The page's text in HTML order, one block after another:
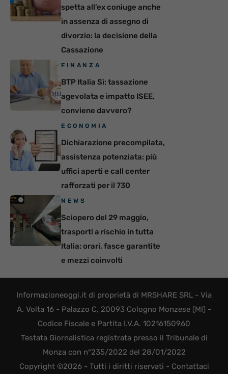
spetta all’ex coniuge anche
in assenza di assegno di
divorzio: la decisione della
Cassazione
FINANZA
BTP Italia Sì: tassazione
agevolata e impatto ISEE,
conviene davvero?
ECONOMIA
Dichiarazione precompilata,
assistenza potenziata: più
uffici aperti e call center
rafforzati per il 730
NEWS
Sciopero del 29 maggio,
trasporti a rischio in tutta
Italia: orari, fasce garantite
e mezzi coinvolti
Informazioneoggi.it di proprietà di MRSHARE SRL - Via
A. Volta 16 - Palazzo C, 20093 Cologno Monzese (MI) -
Codice Fiscale e Partita I.V.A. 10216150960
Testata Giornalistica registrata presso il Tribunale di
Monza con n°235/2022 del 28/01/2022
Copyright ©2026 - Tutti i diritti riservati - Contattaci